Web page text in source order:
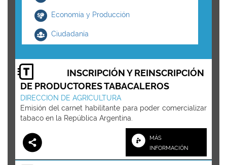
Economía y Producción
Ciudadanía
INSCRIPCIÓN Y REINSCRIPCIÓN
DE PRODUCTORES TABACALEROS
DIRECCION DE AGRICULTURA
Emisión del carnet habilitante para poder comercializar
tabaco en la República Argentina.
MÁS
INFORMACIÓN